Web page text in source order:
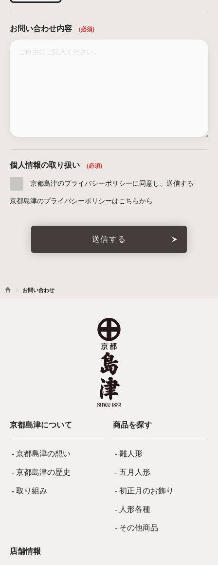
お問い合わせ内容 (必須)
個人情報の取り扱い (必須)
京都島津のプライバシーポリシーに同意し、送信する
京都島津のプライバシーポリシーはこちらから
お問い合わせ
京都島津について
- 京都島津の想い
- 京都島津の歴史
- 取り組み
商品を探す
- 雛人形
- 五月人形
- 初正月のお飾り
- 人形各種
- その他商品
店舗情報